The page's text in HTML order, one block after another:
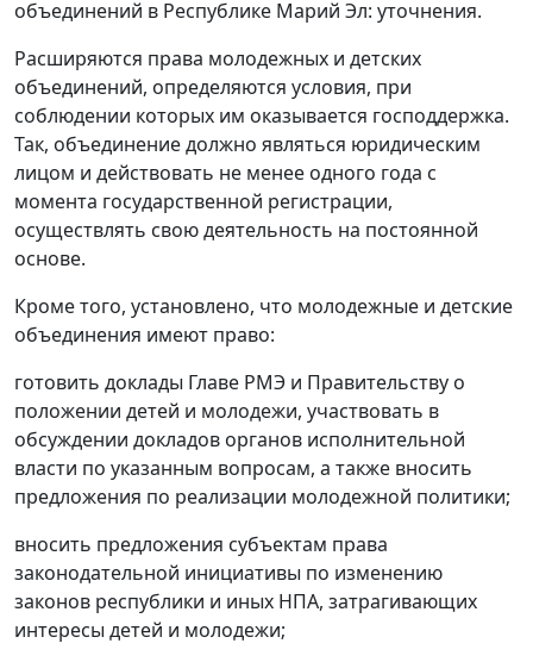
объединений в Республике Марий Эл: уточнения.
Расширяются права молодежных и детских
объединений, определяются условия, при
соблюдении которых им оказывается господдержка.
Так, объединение должно являться юридическим
лицом и действовать не менее одного года с
момента государственной регистрации,
осуществлять свою деятельность на постоянной
основе.
Кроме того, установлено, что молодежные и детские
объединения имеют право:
готовить доклады Главе РМЭ и Правительству о
положении детей и молодежи, участвовать в
обсуждении докладов органов исполнительной
власти по указанным вопросам, а также вносить
предложения по реализации молодежной политики;
вносить предложения субъектам права
законодательной инициативы по изменению
законов республики и иных НПА, затрагивающих
интересы детей и молодежи;